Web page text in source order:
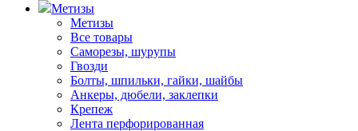
Метизы
Метизы
Все товары
Саморезы, шурупы
Гвозди
Болты, шпильки, гайки, шайбы
Анкеры, дюбели, заклепки
Крепеж
Лента перфорированная